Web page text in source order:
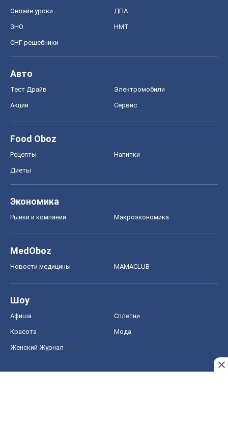
Онлайн уроки ДПА
ЗНО НМТ
СНГ решебники
Авто
Тест Драйв Электромобили
Акции Сервис
Food Oboz
Рецепты Напитки
Диеты
Экономика
Рынки и компании Mакроэкономика
MedOboz
Новости медицины MAMACLUB
Шоу
Афиша Сплетни
Красота Мода
Женский Журнал